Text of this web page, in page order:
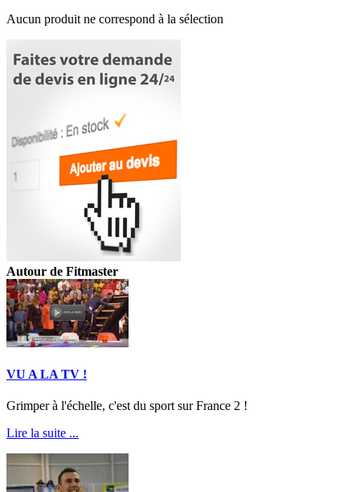
Aucun produit ne correspond à la sélection
Autour de Fitmaster
VU A LA TV !
Grimper à l'échelle, c'est du sport sur France 2 !
Lire la suite ...